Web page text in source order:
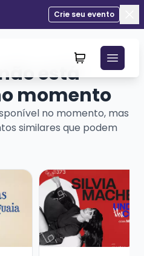
Crie seu evento
está
momento
no momento, mas
similares que podem
SONORAS – FESTIVAL
Veja mais sobre